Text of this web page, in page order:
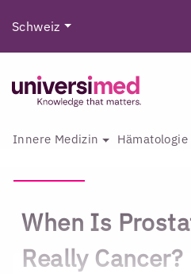
Schweiz
Innere Medizin
When Is
Really Cancer?